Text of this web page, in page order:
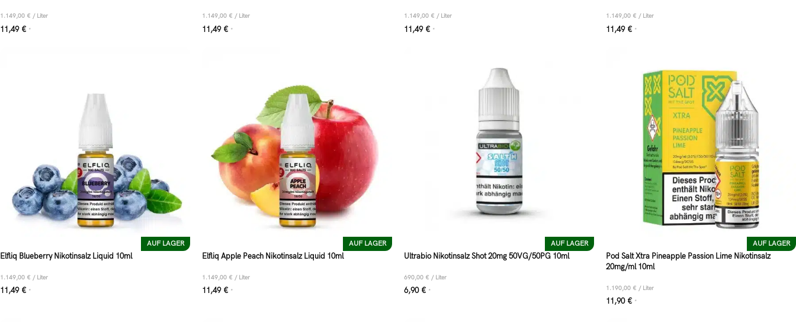
1.149,00 € / Liter
11,49 € *
1.149,00 € / Liter
11,49 € *
1.149,00 € / Liter
11,49 € *
1.149,00 € / Liter
11,49 € *
AUF LAGER
Elfliq Blueberry Nikotinsalz Liquid 10ml
1.149,00 € / Liter
11,49 € *
AUF LAGER
Elfliq Apple Peach Nikotinsalz Liquid 10ml
1.149,00 € / Liter
11,49 € *
AUF LAGER
Ultrabio Nikotinsalz Shot 20mg 50VG/50PG 10ml
690,00 € / Liter
6,90 € *
AUF LAGER
Pod Salt Xtra Pineapple Passion Lime Nikotinsalz
20mg/ml 10ml
1.190,00 € / Liter
11,90 € *